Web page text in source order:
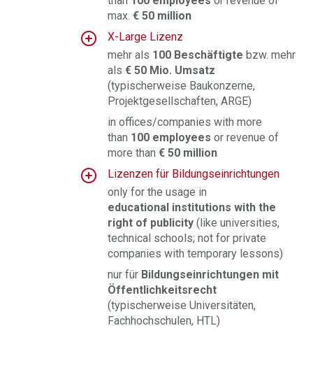
max.€ 50 million
X-Large Lizenz
mehr als 100 Beschäftigtebzw. mehr
als€50 Mio. Umsatz
(typischerweise Baukonzerne,
Projektgesellschaften, ARGE)
in offices/companies with more
than 100 employeesor revenue of
more than€ 50 million
Lizenzen für Bildungseinrichtungen
only for the usage in
educational institutions with the
right of publicity(like universities,
technical schools; not for private
companies with temporary lessons)
nur für Bildungseinrichtungen mit
Öffentlichkeitsrecht
(typischerweise Universitäten,
Fachhochschulen, HTL)